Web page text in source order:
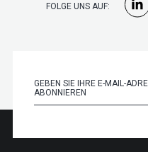
FOLGE UNS AUF: